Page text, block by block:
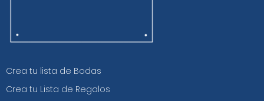
Crea tu lista de Bodas
Crea tu Lista de Regalos